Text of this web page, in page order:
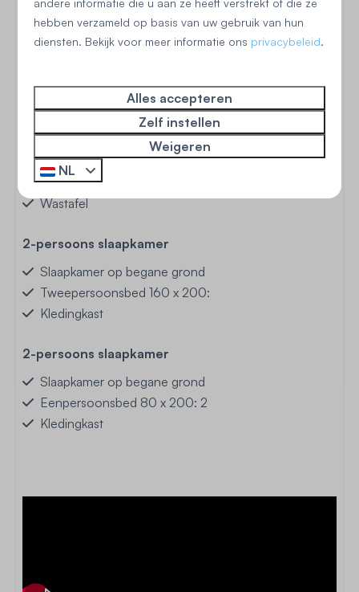
Oven: Heteluchtoven
Koelkast: Met vriesvak
Filter koffieapparaat
Senseo (pads)
Badkamer
Douche
Wastafel
2-persoons slaapkamer
Slaapkamer op begane grond
Tweepersoonsbed 160 x 200:
Kledingkast
2-persoons slaapkamer
Slaapkamer op begane grond
Eenpersoonsbed 80 x 200: 2
Kledingkast
andere informatie die u aan ze heeft verstrekt of die ze
hebben verzameld op basis van uw gebruik van hun
diensten. Bekijk voor meer informatie ons privacybeleid.
Alles accepteren
Zelf instellen
Weigeren
NL